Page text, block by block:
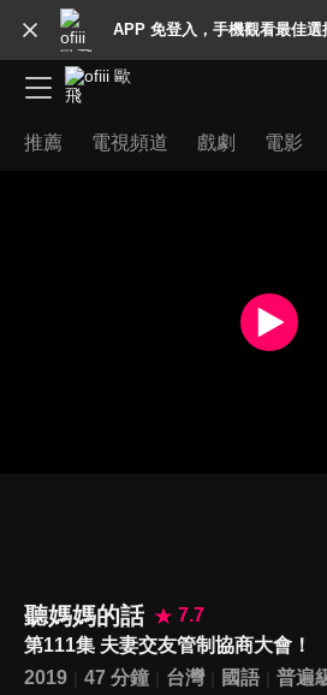
APP 免登入，手機觀看最佳選
推薦 電視頻道 戲劇 電影
聽媽媽的話
7.7
第111集 夫妻交友管制協商大會！
2019
47 分鐘 台灣 國語
普遍